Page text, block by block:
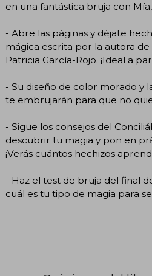
en una fantástica bruja con
- Abre las páginas y déjate
mágica escrita por la autora de
Patricia García-Rojo. ¡Ideal a
- Su diseño de color morado y
te embrujarán para que no
- Sigue los consejos del
descubrir tu magia y pon en
¡Verás cuántos hechizos
- Haz el test de bruja del final
cuál es tu tipo de magia para